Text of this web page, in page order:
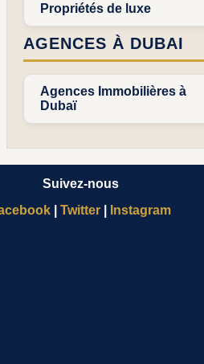
Propriétés de luxe
AGENCES À DUBAI
Agences Immobilières à
Dubaï
Suivez-nous
|Twitter Instagram